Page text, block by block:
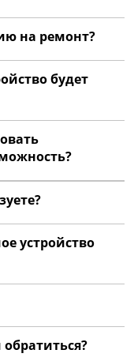
на ремонт?
будет
устройство